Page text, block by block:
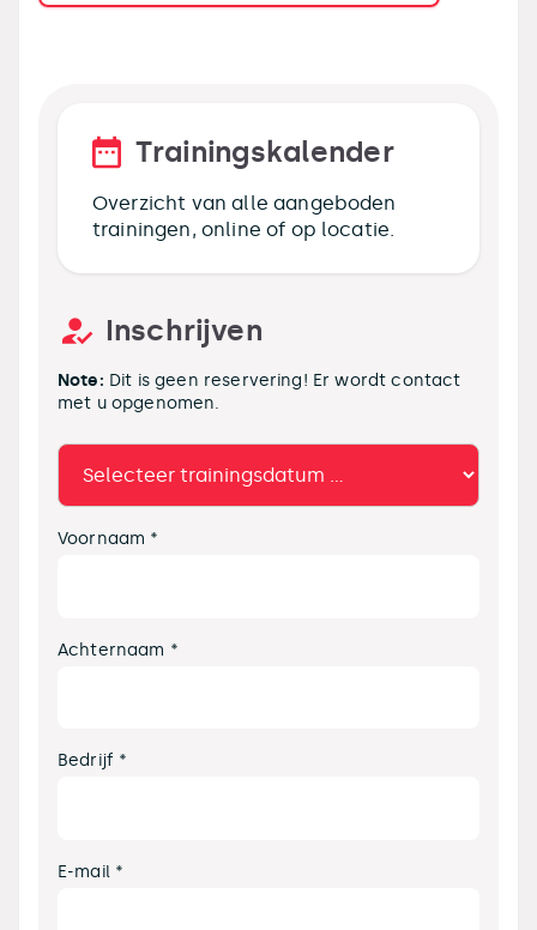
Trainingskalender
Overzicht van alle aangeboden
trainingen, online of op locatie.
Inschrijven
Note: Dit is geen reservering! Er wordt contact
met u opgenomen.
Voornaam *
Achternaam *
Bedrijf *
E-mail *